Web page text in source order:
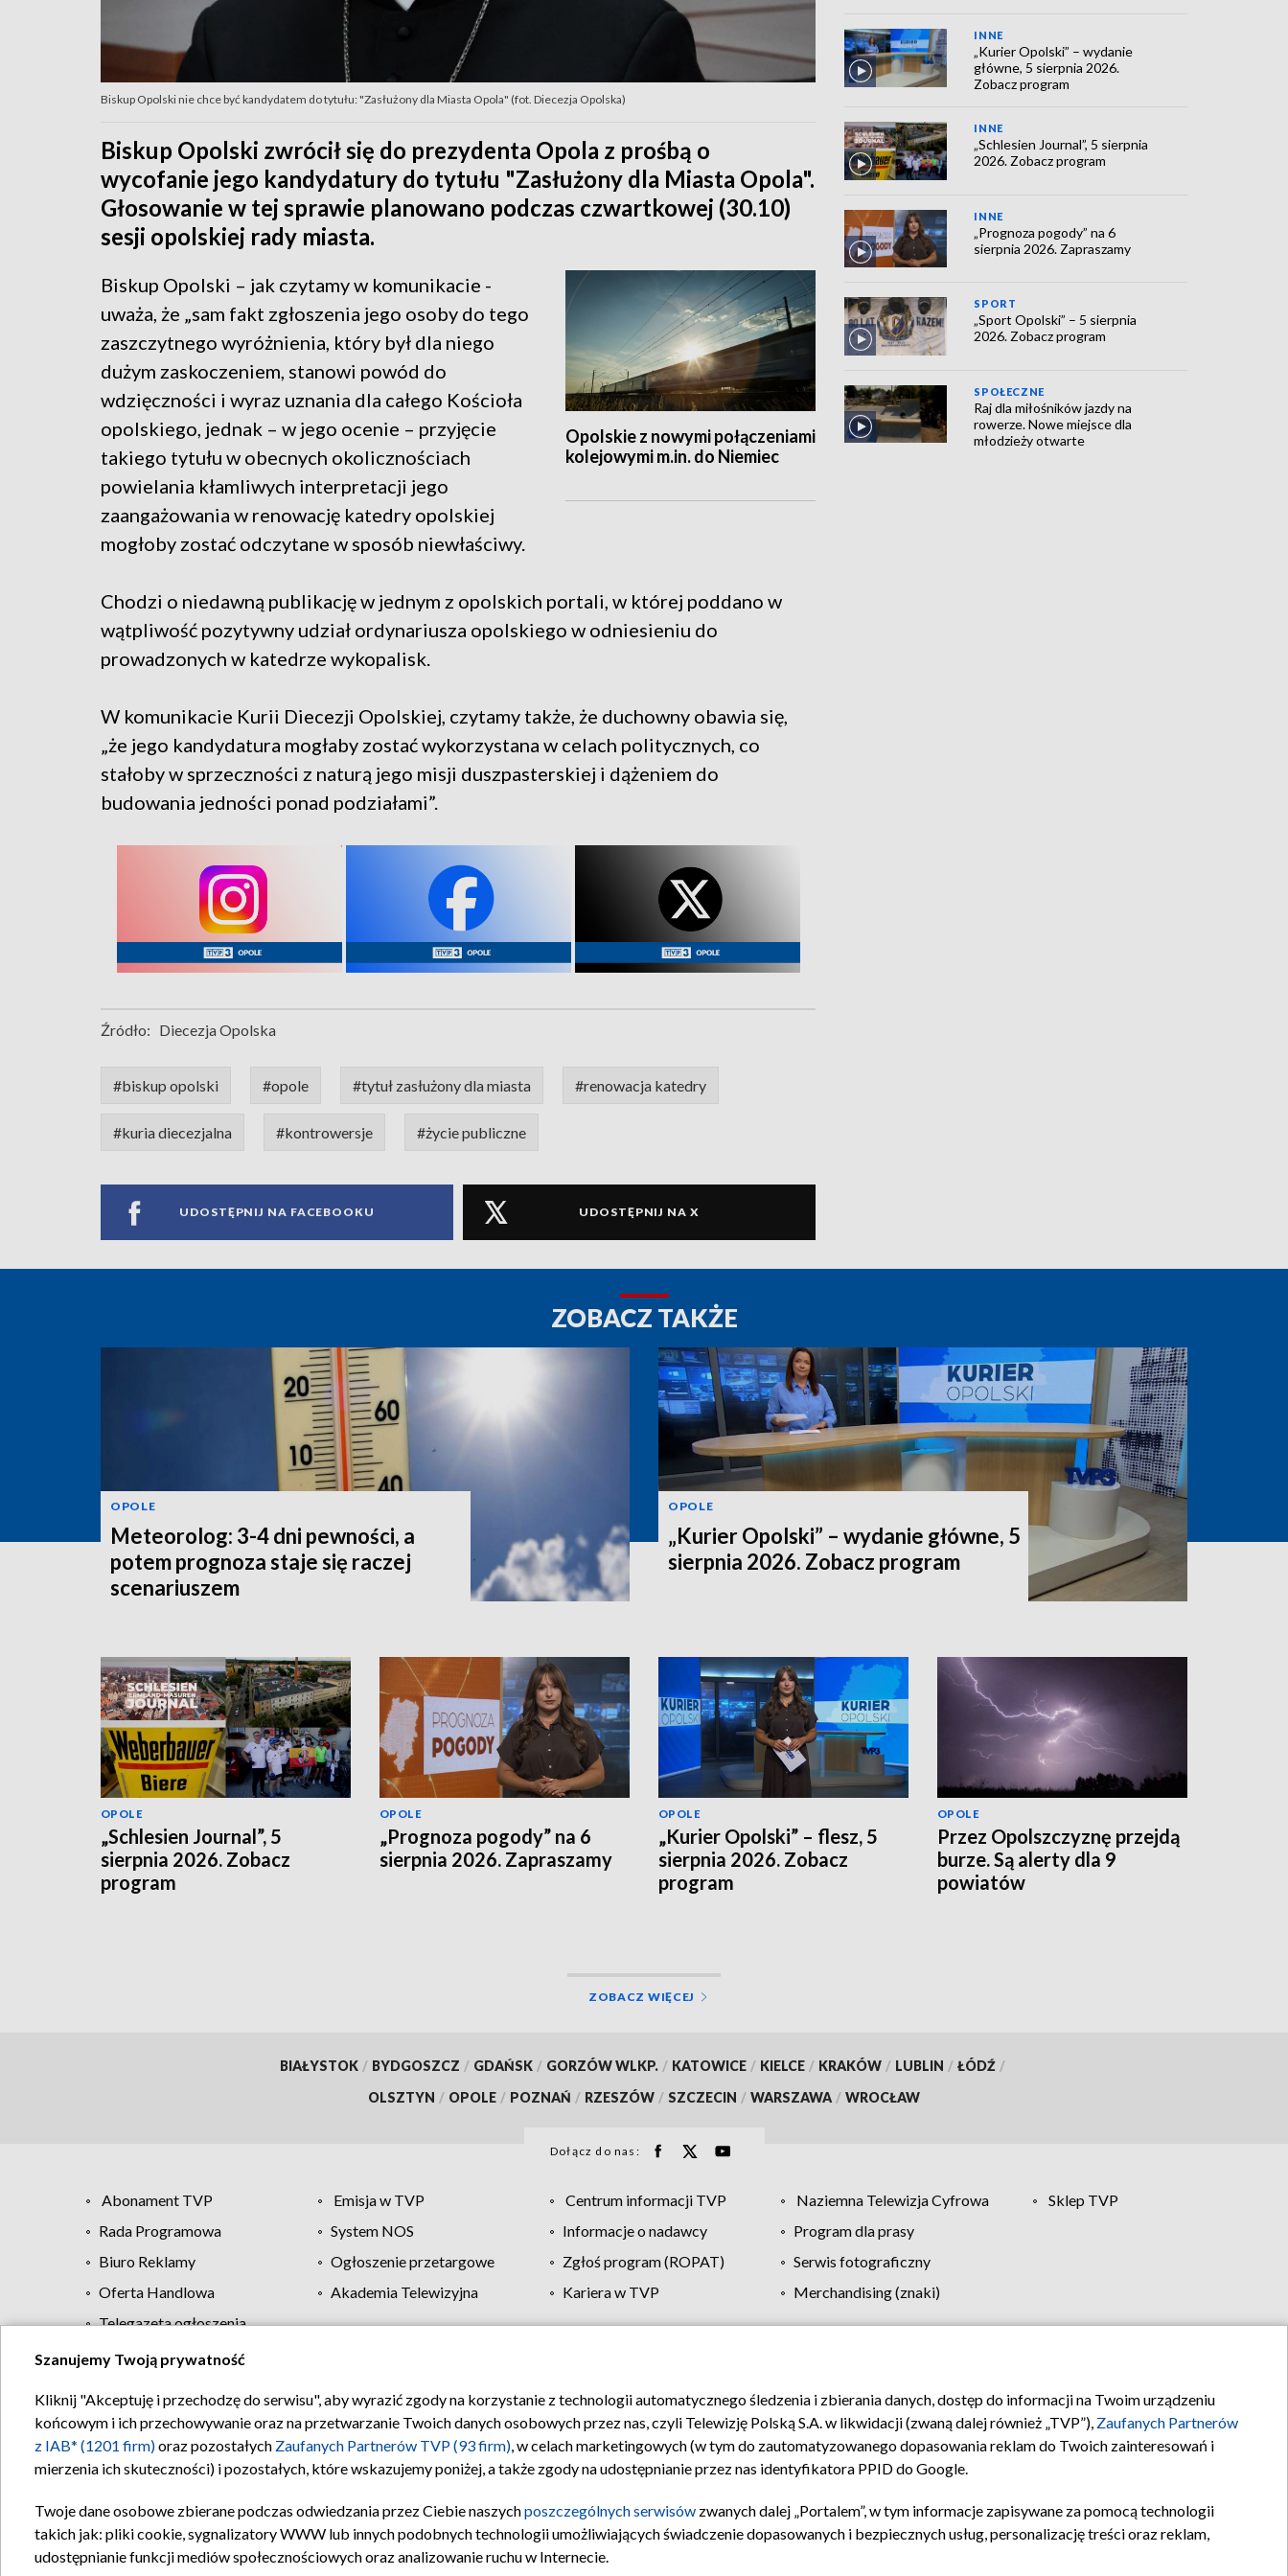
Biskup Opolski nie chce być kandydatem do tytułu: "Zasłużony dla Miasta Opola" (fot. Diecezja Opolska)
Biskup Opolski zwrócił się do prezydenta Opola z prośbą o
wycofanie jego kandydatury do tytułu "Zasłużony dla Miasta Opola".
Głosowanie w tej sprawie planowano podczas czwartkowej (30.10)
sesji opolskiej rady miasta.
Opolskie z nowymi połączeniami
kolejowymi m.in. do Niemiec
Biskup Opolski – jak czytamy w komunikacie -
uważa, że „sam fakt zgłoszenia jego osoby do tego
zaszczytnego wyróżnienia, który był dla niego
dużym zaskoczeniem, stanowi powód do
wdzięczności i wyraz uznania dla całego Kościoła
opolskiego, jednak – w jego ocenie – przyjęcie
takiego tytułu w obecnych okolicznościach
powielania kłamliwych interpretacji jego
zaangażowania w renowację katedry opolskiej
mogłoby zostać odczytane w sposób niewłaściwy.
Chodzi o niedawną publikację w jednym z opolskich portali, w której poddano w
wątpliwość pozytywny udział ordynariusza opolskiego w odniesieniu do
prowadzonych w katedrze wykopalisk.
W komunikacie Kurii Diecezji Opolskiej, czytamy także, że duchowny obawia się,
„że jego kandydatura mogłaby zostać wykorzystana w celach politycznych, co
stałoby w sprzeczności z naturą jego misji duszpasterskiej i dążeniem do
budowania jedności ponad podziałami”.
Źródło: Diecezja Opolska
#biskup opolski #opole #tytuł zasłużony dla miasta #renowacja katedry
#kuria diecezjalna #kontrowersje #życie publiczne
UDOSTĘPNIJ NA FACEBOOKU UDOSTĘPNIJ NA X
INNE
„Kurier Opolski” – wydanie
główne, 5 sierpnia 2026.
Zobacz program
INNE
„Schlesien Journal”, 5 sierpnia
2026. Zobacz program
INNE
„Prognoza pogody” na 6
sierpnia 2026. Zapraszamy
SPORT
„Sport Opolski” – 5 sierpnia
2026. Zobacz program
SPOŁECZNE
Raj dla miłośników jazdy na
rowerze. Nowe miejsce dla
młodzieży otwarte
ZOBACZ TAKŻE
OPOLE
Meteorolog: 3-4 dni pewności, a
potem prognoza staje się raczej
scenariuszem
OPOLE
„Kurier Opolski” – wydanie główne, 5
sierpnia 2026. Zobacz program
OPOLE
„Schlesien Journal”, 5
sierpnia 2026. Zobacz
program
OPOLE
„Prognoza pogody” na 6
sierpnia 2026. Zapraszamy
OPOLE
„Kurier Opolski” – flesz, 5
sierpnia 2026. Zobacz
program
OPOLE
Przez Opolszczyznę przejdą
burze. Są alerty dla 9
powiatów
ZOBACZ WIĘCEJ
BIAŁYSTOK / BYDGOSZCZ / GDAŃSK / GORZÓW WLKP. / KATOWICE / KIELCE / KRAKÓW / LUBLIN / ŁÓDŹ /
OLSZTYN / OPOLE / POZNAŃ / RZESZÓW / SZCZECIN / WARSZAWA / WROCŁAW
Dołącz do nas:
Abonament TVP Emisja w TVP Centrum informacji TVP Naziemna Telewizja Cyfrowa
Sklep TVP
Rada Programowa
System NOS Informacje o nadawcy
Program dla prasy
Biuro Reklamy
Ogłoszenie przetargowe Zgłoś program (ROPAT)
Serwis fotograficzny
Oferta Handlowa
Akademia Telewizyjna Kariera w TVP
Merchandising (znaki)
Telegazeta ogłoszenia
Regulamin TVP Polityka prywatności Moje zgody Pomoc Biuro reklamy Kontakt
Szanujemy Twoją prywatność
Kliknij "Akceptuję i przechodzę do serwisu", aby wyrazić zgody na korzystanie z technologii automatycznego śledzenia i zbierania danych, dostęp do informacji na Twoim urządzeniu
końcowym i ich przechowywanie oraz na przetwarzanie Twoich danych osobowych przez nas, czyli Telewizję Polską S.A. w likwidacji (zwaną dalej również „TVP”), Zaufanych Partnerów
z IAB* (1201 firm)oraz pozostałych Zaufanych Partnerów TVP (93 firm), w celach marketingowych (w tym do zautomatyzowanego dopasowania reklam do Twoich zainteresowań i
mierzenia ich skuteczności) i pozostałych, które wskazujemy poniżej, a także zgody na udostępnianie przez nas identyfikatora PPID do Google.
Twoje dane osobowe zbierane podczas odwiedzania przez Ciebie naszychposzczególnych serwisów zwanych dalej „Portalem”, w tym informacje zapisywane za pomocą technologii
takich jak: pliki cookie, sygnalizatory WWW lub innych podobnych technologii umożliwiających świadczenie dopasowanych i bezpiecznych usług, personalizację treści oraz reklam,
udostępnianie funkcji mediów społecznościowych oraz analizowanie ruchu w Internecie.